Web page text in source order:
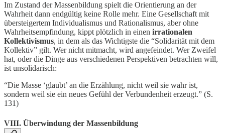
Im Zustand der Massenbildung spielt die Orientierung an der
Wahrheit dann endgültig keine Rolle mehr. Eine Gesellschaft mit
übersteigertem Individualismus und Rationalismus, aber ohne
Wahrheitsempfindung, kippt plötzlich in einen irrationalen
Kollektivismus, in dem als das Wichtigste die “Solidarität mit dem
Kollektiv” gilt. Wer nicht mitmacht, wird angefeindet. Wer Zweifel
hat, oder die Dinge aus verschiedenen Perspektiven betrachten will,
ist unsolidarisch:
“Die Masse ‘glaubt’ an die Erzählung, nicht weil sie wahr ist,
sondern weil sie ein neues Gefühl der Verbundenheit erzeugt.” (S.
131)
VIII. Überwindung der Massenbildung